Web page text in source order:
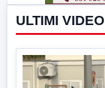
ULTIMI VIDEO